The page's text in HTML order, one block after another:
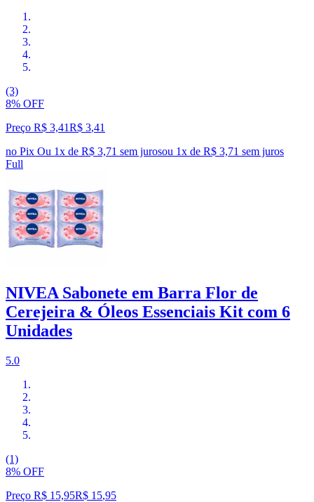
(3)
8% OFF
Preço R$ 3,41R$ 3,41
no Pix Ou 1x de R$ 3,71 sem jurosou 1x de R$ 3,71 sem juros
Full
NIVEA Sabonete em Barra Flor de
Cerejeira & Óleos Essenciais Kit com 6
Unidades
5.0
(1)
8% OFF
Preço R$ 15,95R$ 15,95